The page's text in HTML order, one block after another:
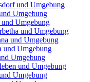
und Umgebung
Umgebung
Umgebung
und Umgebung
und Umgebung
und Umgebung
Umgebung
und Umgebung
Umgebung